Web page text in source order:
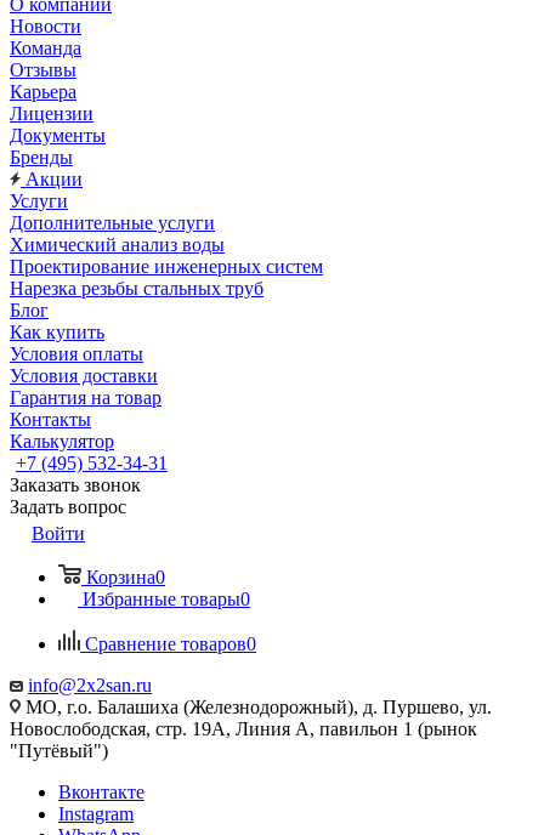
О компании
Новости
Команда
Отзывы
Карьера
Лицензии
Документы
Бренды
Акции
Услуги
Дополнительные услуги
Химический анализ воды
Проектирование инженерных систем
Нарезка резьбы стальных труб
Блог
Как купить
Условия оплаты
Условия доставки
Гарантия на товар
Контакты
Калькулятор
+7 (495) 532‑34‑31
Заказать звонок
Задать вопрос
Войти
Корзина0
Избранные товары0
Сравнение товаров0
info@2x2san.ru
МО, г.о. Балашиха (Железнодорожный), д. Пуршево, ул.
Новослободская, стр. 19А, Линия А, павильон 1 (рынок
"Путёвый")
Вконтакте
Instagram